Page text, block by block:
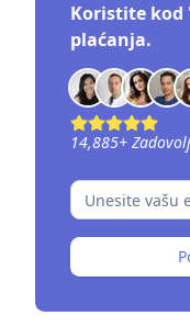
Koristite kod
plaćanja.
14,885+